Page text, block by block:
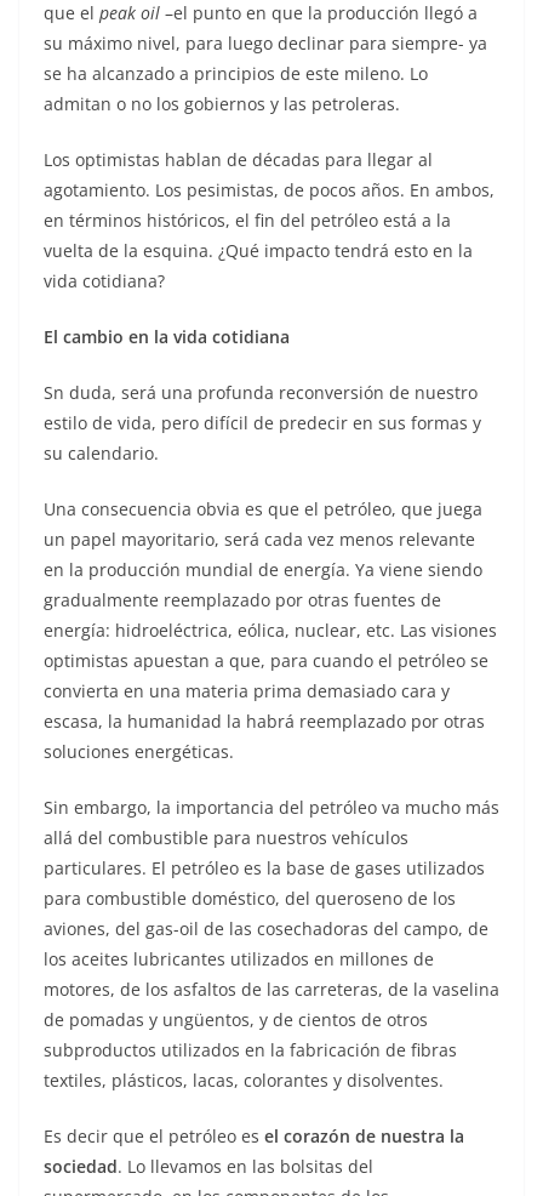
que el peak oil –el punto en que la producción llegó a
su máximo nivel, para luego declinar para siempre- ya
se ha alcanzado a principios de este mileno. Lo
admitan o no los gobiernos y las petroleras.
Los optimistas hablan de décadas para llegar al
agotamiento. Los pesimistas, de pocos años. En ambos,
en términos históricos, el fin del petróleo está a la
vuelta de la esquina. ¿Qué impacto tendrá esto en la
vida cotidiana?
El cambio en la vida cotidiana
Sn duda, será una profunda reconversión de nuestro
estilo de vida, pero difícil de predecir en sus formas y
su calendario.
Una consecuencia obvia es que el petróleo, que juega
un papel mayoritario, será cada vez menos relevante
en la producción mundial de energía. Ya viene siendo
gradualmente reemplazado por otras fuentes de
energía: hidroeléctrica, eólica, nuclear, etc. Las visiones
optimistas apuestan a que, para cuando el petróleo se
convierta en una materia prima demasiado cara y
escasa, la humanidad la habrá reemplazado por otras
soluciones energéticas.
Sin embargo, la importancia del petróleo va mucho más
allá del combustible para nuestros vehículos
particulares. El petróleo es la base de gases utilizados
para combustible doméstico, del queroseno de los
aviones, del gas-oil de las cosechadoras del campo, de
los aceites lubricantes utilizados en millones de
motores, de los asfaltos de las carreteras, de la vaselina
de pomadas y ungüentos, y de cientos de otros
subproductos utilizados en la fabricación de fibras
textiles, plásticos, lacas, colorantes y disolventes.
Es decir que el petróleo es el corazón de nuestra la
sociedad. Lo llevamos en las bolsitas del